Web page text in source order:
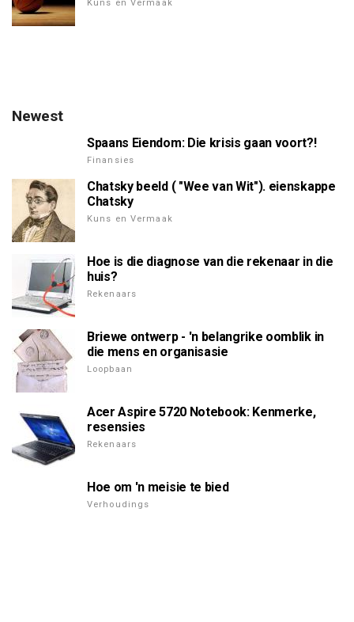
Kuns en Vermaak
Newest
Spaans Eiendom: Die krisis gaan voort?!
Finansies
Chatsky beeld ( "Wee van Wit"). eienskappe
Chatsky
Kuns en Vermaak
Hoe is die diagnose van die rekenaar in die
huis?
Rekenaars
Briewe ontwerp - 'n belangrike oomblik in
die mens en organisasie
Loopbaan
Acer Aspire 5720 Notebook: Kenmerke,
resensies
Rekenaars
Hoe om 'n meisie te bied
Verhoudings